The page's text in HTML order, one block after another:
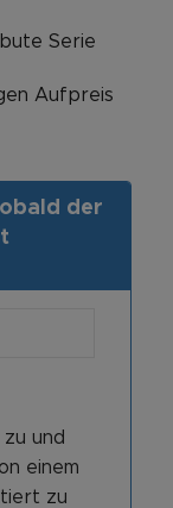
Serie
Aufpreis
der
zu und
einem
zu